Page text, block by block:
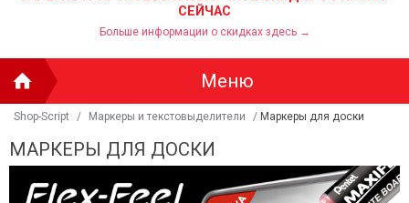
СЕЙЧАС
Больше информации о скидках здесь →
Меню
Shop-Script / Маркеры и текстовыделители / Маркеры для доски
МАРКЕРЫ ДЛЯ ДОСКИ